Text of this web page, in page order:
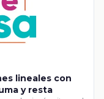
lineales con
y resta